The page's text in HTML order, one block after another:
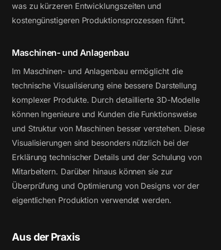
was zu kürzeren Entwicklungszeiten und
kostengünstigeren Produktionsprozessen führt.
Maschinen- und Anlagenbau
Im Maschinen- und Anlagenbau ermöglicht die
technische Visualisierung eine bessere Darstellung
komplexer Produkte. Durch detaillierte 3D-Modelle
können Ingenieure und Kunden die Funktionsweise
und Struktur von Maschinen besser verstehen. Diese
Visualisierungen sind besonders nützlich bei der
Erklärung technischer Details und der Schulung von
Mitarbeitern. Darüber hinaus können sie zur
Überprüfung und Optimierung von Designs vor der
eigentlichen Produktion verwendet werden.
Aus der Praxis